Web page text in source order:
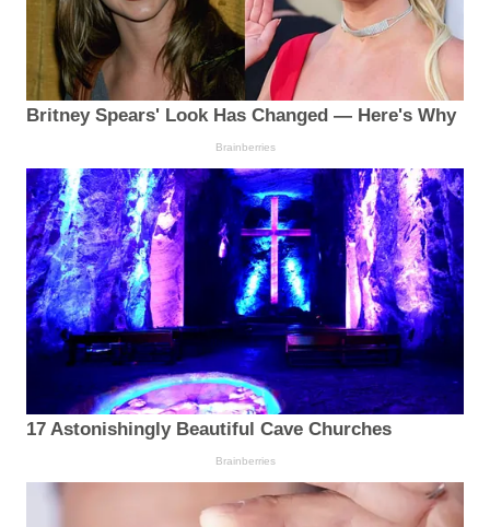
Britney Spears' Look Has Changed — Here's Why
Brainberries
17 Astonishingly Beautiful Cave Churches
Brainberries